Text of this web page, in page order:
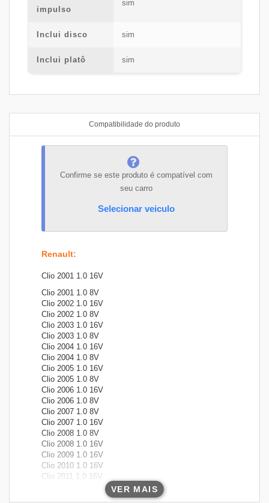
impulso
sim
Inclui disco sim
Inclui platô sim
Compatibilidade do produto
Confirme se este produto é compatível com
seu carro
Selecionar veiculo
Renault:
Clio 2001 1.0 16V
Clio 2001 1.0 8V
Clio 2002 1.0 16V
Clio 2002 1.0 8V
Clio 2003 1.0 16V
Clio 2003 1.0 8V
Clio 2004 1.0 16V
Clio 2004 1.0 8V
Clio 2005 1.0 16V
Clio 2005 1.0 8V
Clio 2006 1.0 16V
Clio 2006 1.0 8V
Clio 2007 1.0 8V
Clio 2007 1.0 16V
Clio 2008 1.0 8V
Clio 2008 1.0 16V
Clio 2009 1.0 16V
Clio 2010 1.0 16V
Clio 2011 1.0 16V
VER MAIS